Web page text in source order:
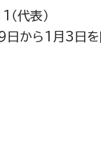
代表）
日から1月3日を